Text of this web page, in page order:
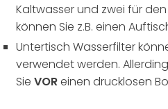
Kaltwasser und zwei für
können Sie z.B. einen
Untertisch Wasserfilter
verwendet werden.
Sie VOReinen drucklosen